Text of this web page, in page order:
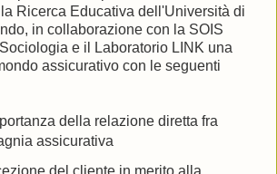
Ricerca Educativa dell'Università di
in collaborazione con la SOIS
e il Laboratorio LINK una
assicurativo con le seguenti
della relazione diretta fra
assicurativa